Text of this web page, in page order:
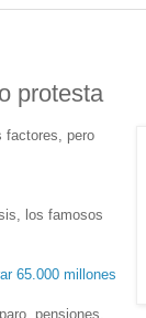
protesta
factores, pero
los famosos
65.000 millones
pensiones,